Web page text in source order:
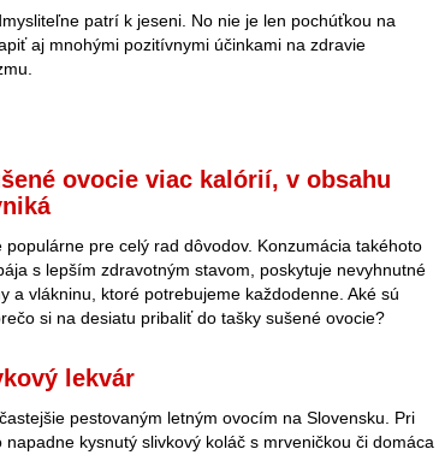
patrí k jeseni. No nie je len pochúťkou na
aj mnohými pozitívnymi účinkami na zdravie
ovocie viac kalórií, v obsahu
populárne pre celý rad dôvodov. Konzumácia takéhoto
s lepším zdravotným stavom, poskytuje nevyhnutné
a vlákninu, ktoré potrebujeme každodenne. Aké sú
si na desiatu pribaliť do tašky sušené ovocie?
lekvár
pestovaným letným ovocím na Slovensku. Pri
napadne kysnutý slivkový koláč s mrveničkou či domáca